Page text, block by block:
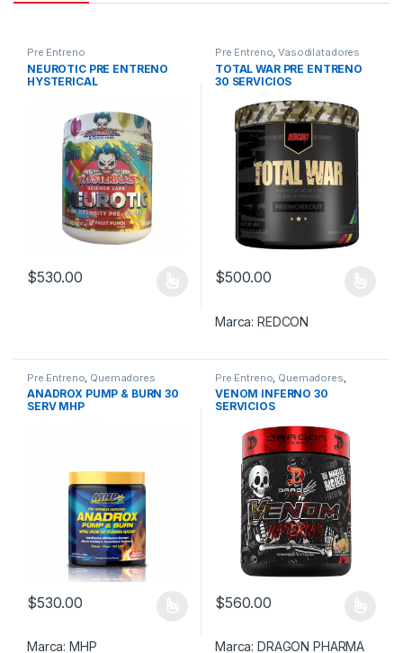
Pre Entreno
NEUROTIC PRE ENTRENO
HYSTERICAL
$530.00
Pre Entreno,Vasodilatadores
TOTAL WAR PRE ENTRENO
30 SERVICIOS
$500.00
Marca:REDCON
Pre Entreno Quemadores
ANADROX PUMP & BURN 30
SERV MHP
$530.00
Marca: MHP
Pre Entreno Quemadores
Vasodilatadores
VENOM INFERNO 30
SERVICIOS
$560.00
Marca: DRAGON PHARMA